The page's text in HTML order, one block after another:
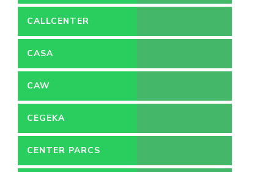
CALLCENTER
VACATURES
CASA
CAW
CEGEKA
CENTER PARCS